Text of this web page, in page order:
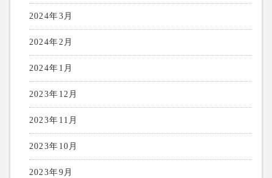
2024年3月
2024年2月
2024年1月
2023年12月
2023年11月
2023年10月
2023年9月